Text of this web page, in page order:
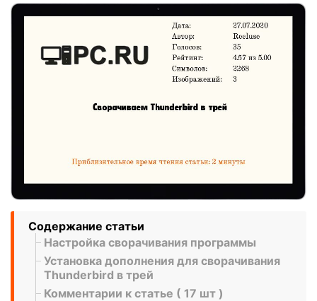
Содержание статьи
Настройка сворачивания программы
Установка дополнения для сворачивания
Thunderbird в трей
Комментарии к статье ( 17 шт )